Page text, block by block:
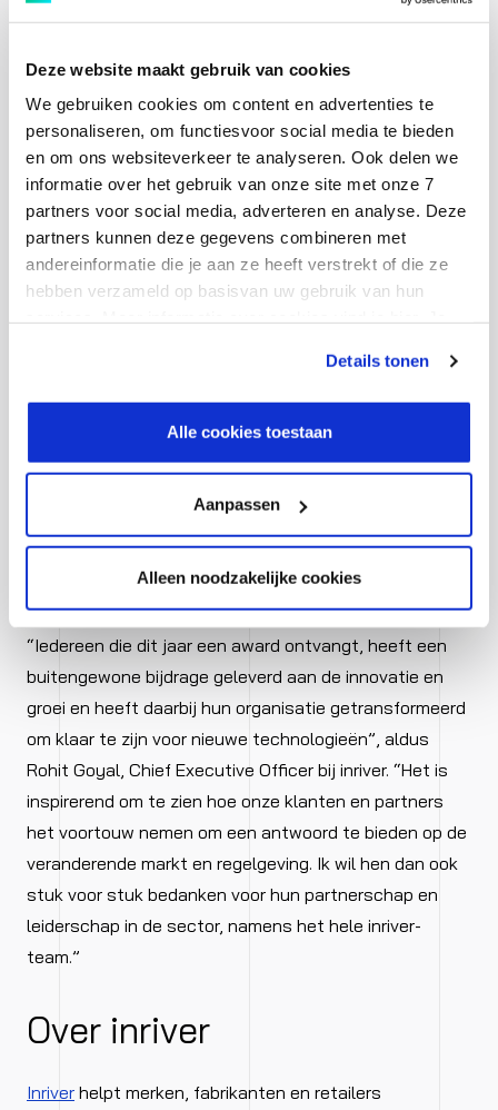
Deze website maakt gebruik van cookies
We gebruiken cookies om content en advertenties te
personaliseren, om functiesvoor social media te bieden
en om ons websiteverkeer te analyseren. Ook delen we
informatie over het gebruik van onze site met onze 7
partners voor social media, adverteren en analyse. Deze
partners kunnen deze gegevens combineren met
andereinformatie die je aan ze heeft verstrekt of die ze
hebben verzameld op basisvan uw gebruik van hun
aanpassen via de CO-knop linksonder. Lees meer over
hoe wij jouw gegevensverwerken in onze privacy- en
Details tonen
Alle cookies toestaan
Aanpassen
Alleen noodzakelijke cookies
Danny Pieters, Business Unit Manager Data bij Ctac:
We zijn zeer verheugd om deze prijs in ontvangst te
nemen als erkenning voor onze samenwerking en
expertise. We waarderen onze prettige samenwerking
met inriver en het feit dat inriver ons benoemt tot een
van hun strategische partners, waardoor we kunnen
samenwerken aan continue verbeteringen, zodat we
de ambities van onze klanten kunnen realiseren.
Over de awards
uit het ecosysteem nomineren voor de awards, waarna
elke inzending wordt beoordeeld en geselecteerd door
inriver’s managementteam.
“Iedereen die dit jaar een award ontvangt, heeft een
buitengewone bijdrage geleverd aan de innovatie en
groei en heeft daarbij hun organisatie getransformeerd
om klaar te zijn voor nieuwe technologieën”, aldus
Rohit Goyal, Chief Executive Officer bij inriver. “Het is
inspirerend om te zien hoe onze klanten en partners
het voortouw nemen om een antwoord te bieden op de
veranderende markt en regelgeving. Ik wil hen dan ook
stuk voor stuk bedanken voor hun partnerschap en
leiderschap in de sector, namens het hele inriver-
team.”
Over inriver
Inriver helpt merken, fabrikanten en retailers